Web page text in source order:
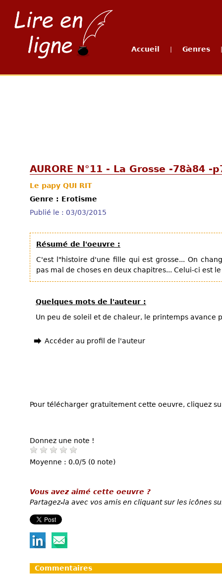
Accueil Genres
AURORE N°11 - La Grosse -78à84 -
Le papy QUI RIT
Genre : Erotisme
Publié le : 03/03/2015
Résumé de l'oeuvre :
C'est l"histoire d'une fille qui est grosse... On
pas mal de choses en deux chapitres... Celui-ci est
Quelques mots de l'auteur :
Un peu de soleil et de chaleur, le printemps avance
Accéder au profil de l'auteur
Pour télécharger gratuitement cette oeuvre, cliquez
Donnez une note !
Moyenne : 0.0/5 (0 note)
Vous avez aimé cette oeuvre ?
Partagez-la avec vos amis en cliquant sur les icônes
Commentaires